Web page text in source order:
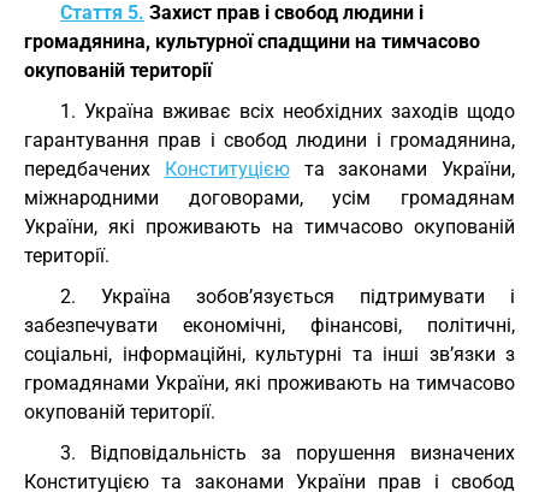
Стаття 5. Захист прав і свобод людини і
громадянина, культурної спадщини на тимчасово
окупованій території
1. Україна вживає всіх необхідних заходів щодо
гарантування прав і свобод людини і громадянина,
передбачених Конституцієюта законами України,
міжнародними договорами, усім громадянам
України, які проживають на тимчасово окупованій
території.
2. Україна зобов’язується підтримувати і
забезпечувати економічні, фінансові, політичні,
соціальні, інформаційні, культурні та інші зв’язки з
громадянами України, які проживають на тимчасово
окупованій території.
3. Відповідальність за порушення визначених
Конституцією та законами України прав і свобод